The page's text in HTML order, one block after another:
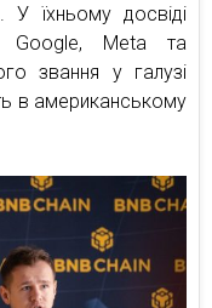
У їхньому досвіді
Google, Meta та
звання у галузі
в американському